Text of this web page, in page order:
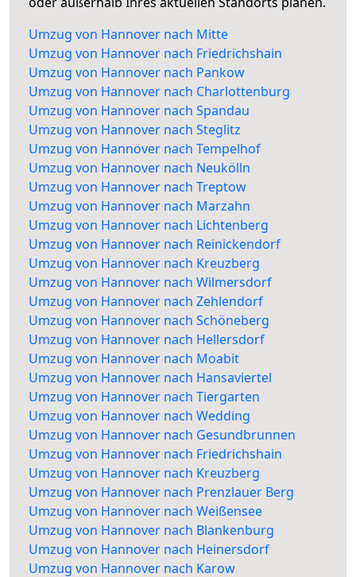
Umzug von Hannover nach Mitte
Umzug von Hannover nach Friedrichshain
Umzug von Hannover nach Pankow
Umzug von Hannover nach Charlottenburg
Umzug von Hannover nach Spandau
Umzug von Hannover nach Steglitz
Umzug von Hannover nach Tempelhof
Umzug von Hannover nach Neukölln
Umzug von Hannover nach Treptow
Umzug von Hannover nach Marzahn
Umzug von Hannover nach Lichtenberg
Umzug von Hannover nach Reinickendorf
Umzug von Hannover nach Kreuzberg
Umzug von Hannover nach Wilmersdorf
Umzug von Hannover nach Zehlendorf
Umzug von Hannover nach Schöneberg
Umzug von Hannover nach Hellersdorf
Umzug von Hannover nach Moabit
Umzug von Hannover nach Hansaviertel
Umzug von Hannover nach Tiergarten
Umzug von Hannover nach Wedding
Umzug von Hannover nach Gesundbrunnen
Umzug von Hannover nach Friedrichshain
Umzug von Hannover nach Kreuzberg
Umzug von Hannover nach Prenzlauer Berg
Umzug von Hannover nach Weißensee
Umzug von Hannover nach Blankenburg
Umzug von Hannover nach Heinersdorf
Umzug von Hannover nach Karow